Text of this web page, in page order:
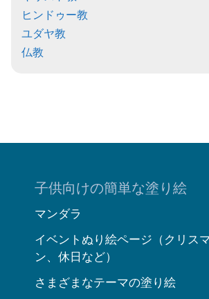
ヒンドゥー教
ユダヤ教
仏教
子供向けの簡単な塗り絵
マンダラ
イベントぬり絵ページ（クリス
ン、休日など）
さまざまなテーマの塗り絵